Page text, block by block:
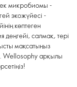
микробиомы -
экожүйесі -
көптеген
деңгейі, салмақ, тері
мақсатыңыз
Wellosophy арқылы